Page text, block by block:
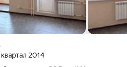
квартал 2014